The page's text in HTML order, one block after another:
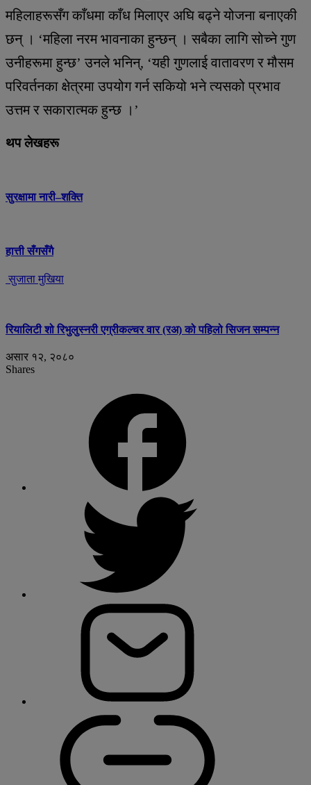
महिलाहरूसँग काँधमा काँध मिलाएर अघि बढ्ने योजना बनाएकी
छन् । ‘महिला नरम भावनाका हुन्छन् । सबैका लागि सोच्ने गुण
उनीहरूमा हुन्छ’ उनले भनिन्, ‘यही गुणलाई वातावरण र मौसम
परिवर्तनका क्षेत्रमा उपयोग गर्न सकियो भने त्यसको प्रभाव
उत्तम र सकारात्मक हुन्छ ।’
थप लेखहरू
सुरक्षामा नारी–शक्ति
हात्ती सँगसँगै
सुजाता मुखिया
रियालिटी शो रिभुलुस्नरी एग्रीकल्चर वार (रअ) को पहिलो सिजन सम्पन्न
असार १२, २०८०
Shares